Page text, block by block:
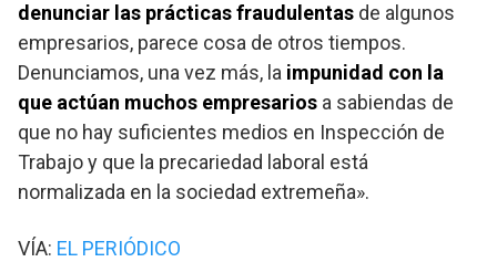
denunciar las prácticas fraudulentas de algunos
empresarios, parece cosa de otros tiempos.
Denunciamos, una vez más, la impunidad con la
que actúan muchos empresarios a sabiendas de
que no hay suficientes medios en Inspección de
Trabajo y que la precariedad laboral está
normalizada en la sociedad extremeña».
VÍA: EL PERIÓDICO